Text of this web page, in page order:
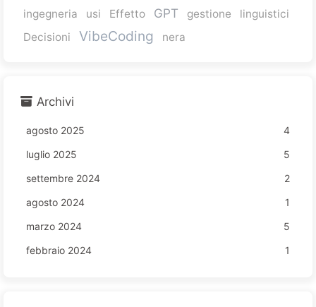
ingegneria
usi Effetto GPT gestione
linguistici
Decisioni
VibeCoding nera
Archivi
agosto 2025
4
luglio 2025
5
settembre 2024
2
agosto 2024
1
marzo 2024
5
febbraio 2024
1